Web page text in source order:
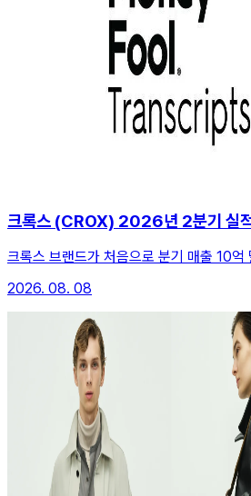
크록스 (CROX) 2026년 2분기 실
크록스 브랜드가 처음으로 분기 매출 10억
2026. 08. 08